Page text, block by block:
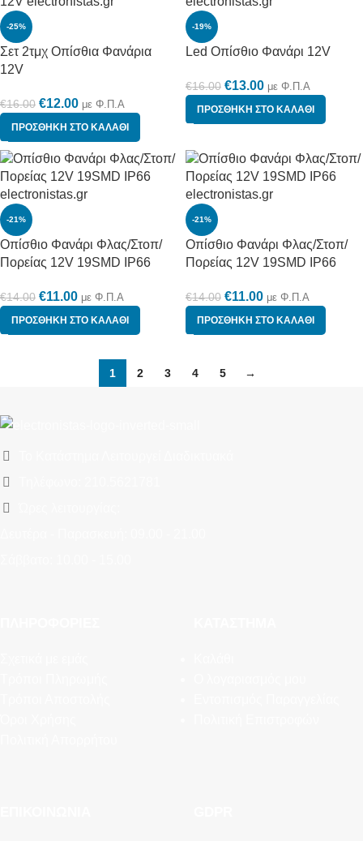
-25%
Σετ 2τμχ Οπίσθια Φανάρια
12V
€16.00 €12.00 με Φ.Π.Α
ΠΡΟΣΘΉΚΗ ΣΤΟ ΚΑΛΆΘΙ
-19%
Led Οπίσθιο Φανάρι 12V
€16.00 €13.00 με Φ.Π.Α
ΠΡΟΣΘΉΚΗ ΣΤΟ ΚΑΛΆΘΙ
-21%
Οπίσθιο Φανάρι Φλας/Στοπ/
Πορείας 12V 19SMD IP66
€14.00 €11.00 με Φ.Π.Α
ΠΡΟΣΘΉΚΗ ΣΤΟ ΚΑΛΆΘΙ
-21%
Οπίσθιο Φανάρι Φλας/Στοπ/
Πορείας 12V 19SMD IP66
€14.00 €11.00 με Φ.Π.Α
ΠΡΟΣΘΉΚΗ ΣΤΟ ΚΑΛΆΘΙ
1 2 3 4 5 →